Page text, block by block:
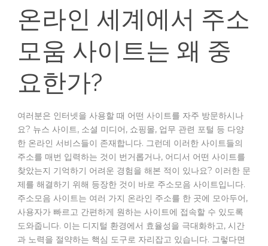
온라인 세계에서 주소
모움 사이트는 왜 중
요한가?
여러분은 인터넷을 사용할 때 어떤 사이트를 자주 방문하시나
요? 뉴스 사이트, 소셜 미디어, 쇼핑몰, 업무 관련 포털 등 다양
한 온라인 서비스들이 존재합니다. 그런데 이러한 사이트들의
주소를 매번 입력하는 것이 번거롭거나, 어디서 어떤 사이트를
찾았는지 기억하기 어려운 경험을 해본 적이 있나요? 이러한 문
제를 해결하기 위해 등장한 것이 바로 주소모음 사이트입니다.
주소모음 사이트는 여러 가지 온라인 주소를 한 곳에 모아두어,
사용자가 빠르고 간편하게 원하는 사이트에 접속할 수 있도록
도와줍니다. 이는 디지털 환경에서 효율성을 극대화하고, 시간
과 노력을 절약하는 핵심 도구로 자리잡고 있습니다. 그렇다면